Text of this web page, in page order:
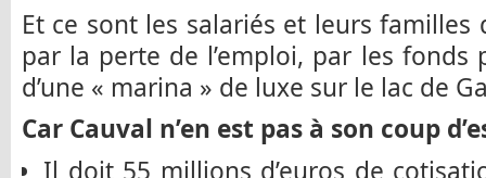
Et ce sont les salariés et leurs
par la perte de l’emploi, par les
d’une « marina » de luxe sur le lac de
Car Cauval n’en est pas à son coup
Il doit 55 millions d’euros de